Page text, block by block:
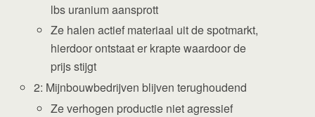
lbs uranium aansprott
Ze halen actief materiaal uit de spotmarkt,
hierdoor ontstaat er krapte waardoor de
prijs stijgt
2: Mijnbouwbedrijven blijven terughoudend
Ze verhogen productie niet agressief